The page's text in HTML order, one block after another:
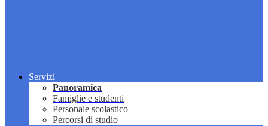
Servizi
Panoramica
Famiglie e studenti
Personale scolastico
Percorsi di studio